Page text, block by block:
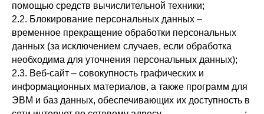
помощью средств вычислительной техники;
2.2. Блокирование персональных данных –
временное прекращение обработки персональных
данных (за исключением случаев, если обработка
необходима для уточнения персональных данных);
2.3. Веб-сайт – совокупность графических и
информационных материалов, а также программ для
ЭВМ и баз данных, обеспечивающих их доступность в